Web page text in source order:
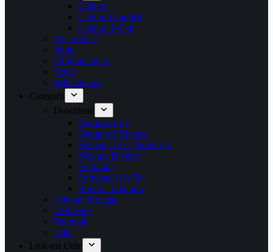
Cabluri
Cabluri Panglică
Cabluri T-Con
Electronice
Mufe
Programatoare
Scule
Telecomenzi
Categorii
Download
Dump-uri Tv
Dump-uri Diverse
Scheme Tv + Dump-uri
Scheme Diverse
Software
Software Usb Tv
Revista Tehnium
Scheme Montaje
Depanare
Tutoriale
Utile
Link-uri Utile